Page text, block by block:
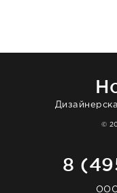
то качество
©
8
ООО